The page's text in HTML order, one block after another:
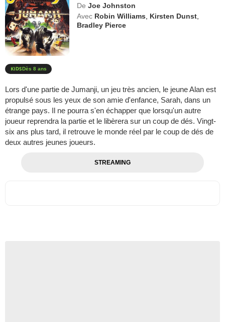
De Joe Johnston
Avec Robin Williams Kirsten Dunst
Bradley Pierce
Dès 8 ans
Lors d'une partie de Jumanji, un jeu très ancien, le jeune Alan est
propulsé sous les yeux de son amie d'enfance, Sarah, dans un
étrange pays. Il ne pourra s'en échapper que lorsqu'un autre
joueur reprendra la partie et le libèrera sur un coup de dés. Vingt-
six ans plus tard, il retrouve le monde réel par le coup de dés de
deux autres jeunes joueurs.
STREAMING